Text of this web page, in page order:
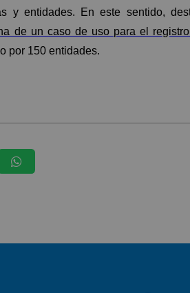
y entidades. En este sentido,
de un caso de uso para el
por 150 entidades.